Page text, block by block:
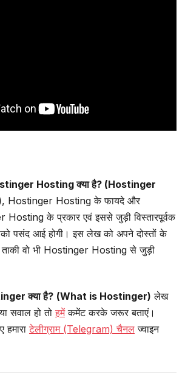
Hosting क्या है? (Hostinger
, Hostinger Hosting के फायदे और
के प्रकार एवं इससे जुड़ी विस्तारपूर्वक
पसंद आई होगी। इस लेख को अपने दोस्तों के
वो भी Hostinger Hosting से जुड़ी
क्या है? (What is Hostinger) लेख
सवाल हो तोहमेंकमेंट करके जरूर बताएं।
हमाराटेलीग्राम (Telegram) चैनल ज्वाइन